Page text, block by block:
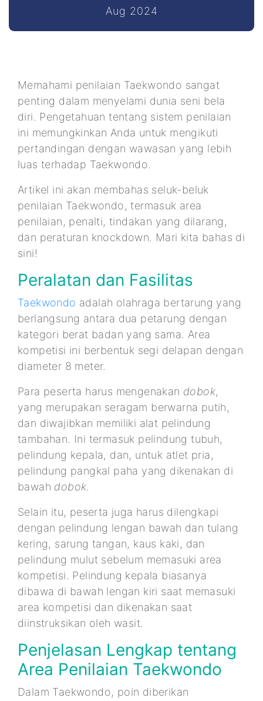
Aug 2024
Memahami penilaian Taekwondo sangat
penting dalam menyelami dunia seni bela
diri. Pengetahuan tentang sistem penilaian
ini memungkinkan Anda untuk mengikuti
pertandingan dengan wawasan yang lebih
luas terhadap Taekwondo.
Artikel ini akan membahas seluk-beluk
penilaian Taekwondo, termasuk area
penilaian, penalti, tindakan yang dilarang,
dan peraturan knockdown. Mari kita bahas di
sini!
Peralatan dan Fasilitas
Taekwondo adalah olahraga bertarung yang
berlangsung antara dua petarung dengan
kategori berat badan yang sama. Area
kompetisi ini berbentuk segi delapan dengan
diameter 8 meter.
Para peserta harus mengenakan dobok,
yang merupakan seragam berwarna putih,
dan diwajibkan memiliki alat pelindung
tambahan. Ini termasuk pelindung tubuh,
pelindung kepala, dan, untuk atlet pria,
pelindung pangkal paha yang dikenakan di
bawah dobok.
Selain itu, peserta juga harus dilengkapi
dengan pelindung lengan bawah dan tulang
kering, sarung tangan, kaus kaki, dan
pelindung mulut sebelum memasuki area
kompetisi. Pelindung kepala biasanya
dibawa di bawah lengan kiri saat memasuki
area kompetisi dan dikenakan saat
diinstruksikan oleh wasit.
Penjelasan Lengkap tentang
Area Penilaian Taekwondo
Dalam Taekwondo, poin diberikan